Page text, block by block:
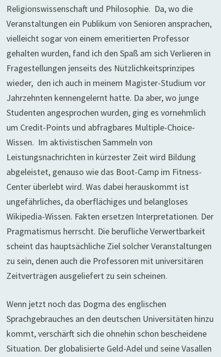
Religionswissenschaft und Philosophie. Da, wo die
Veranstaltungen ein Publikum von Senioren ansprachen,
vielleicht sogar von einem emeritierten Professor
gehalten wurden, fand ich den Spaß am sich Verlieren in
Fragestellungen jenseits des Nützlichkeitsprinzipes
wieder, den ich auch in meinem Magister-Studium vor
Jahrzehnten kennengelernt hatte. Da aber, wo junge
Studenten angesprochen wurden, ging es vornehmlich
um Credit-Points und abfragbares Multiple-Choice-
Wissen. Im aktivistischen Sammeln von
Leistungsnachrichten in kürzester Zeit wird Bildung
abgeleistet, genauso wie das Boot-Camp im Fitness-
Center überlebt wird. Was dabei herauskommt ist
ungefährliches, da oberflächiges und belangloses
Wikipedia-Wissen. Fakten ersetzen Interpretationen. Der
Pragmatismus herrscht. Die berufliche Verwertbarkeit
scheint das hauptsächliche Ziel solcher Veranstaltungen
zu sein, denen auch die Professoren mit universitären
Zeitverträgen ausgeliefert zu sein scheinen.
Wenn jetzt noch das Dogma des englischen
Sprachgebrauches an den deutschen Universitäten hinzu
kommt, verschärft sich die ohnehin schon bescheidene
Situation. Der globalisierte Geld-Adel und seine Vasallen